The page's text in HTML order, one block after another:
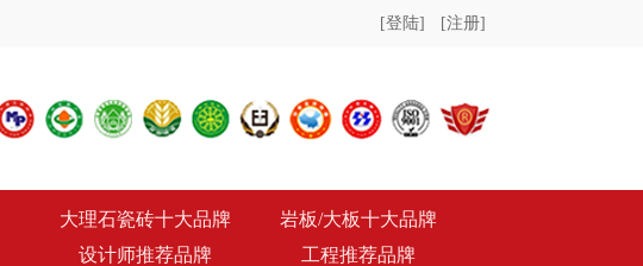
[登陆] [注册]
大理石瓷砖十大品牌
岩板/大板十大品牌
设计师推荐品牌 工程推荐品牌